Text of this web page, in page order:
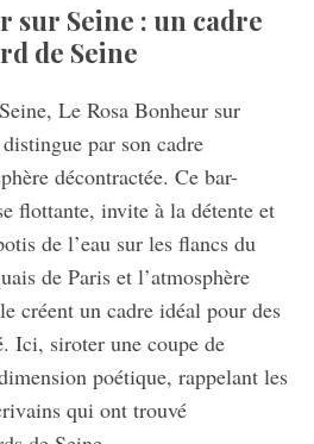
sur Seine : un cadre
de Seine
Le Rosa Bonheur sur
par son cadre
décontractée. Ce bar-
flottante, invite à la détente et
de l’eau sur les flancs du
de Paris et l’atmosphère
créent un cadre idéal pour des
Ici, siroter une coupe de
poétique, rappelant les
qui ont trouvé